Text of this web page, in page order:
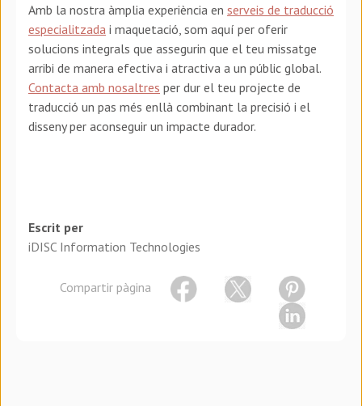
Amb la nostra àmplia experiència en serveis de traducció
especialitzada i maquetació, som aquí per oferir
solucions integrals que assegurin que el teu missatge
arribi de manera efectiva i atractiva a un públic global.
Contacta amb nosaltres per dur el teu projecte de
traducció un pas més enllà combinant la precisió i el
disseny per aconseguir un impacte durador.
Escrit per
iDISC Information Technologies
Compartir pàgina